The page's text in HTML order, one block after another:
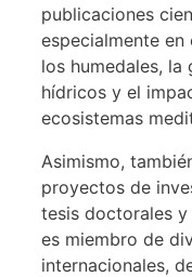
publicaciones
especialmente
los humedales,
hídricos y el
ecosistemas
Asimismo,
proyectos de
tesis doctorales y
es miembro de
internacionales,